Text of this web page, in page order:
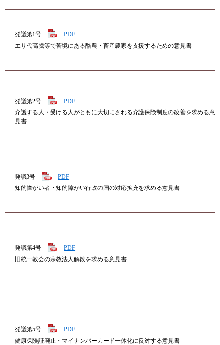
発議第1号
PDF
エサ代高騰等で苦境にある酪農・畜産農家を支援するための意見書
発議第2号
PDF
介護する人・受ける人がともに大切にされる介護保険制度の改善を求める意
見書
発議3号
PDF
知的障がい者・知的障がい行政の国の対応拡充を求める意見書
発議第4号
PDF
旧統一教会の宗教法人解散を求める意見書
発議第5号
PDF
健康保険証廃止・マイナンバーカード一体化に反対する意見書